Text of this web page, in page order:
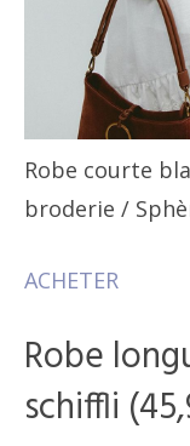
Robe courte
broderie /
ACHETER
Robe
schiffli